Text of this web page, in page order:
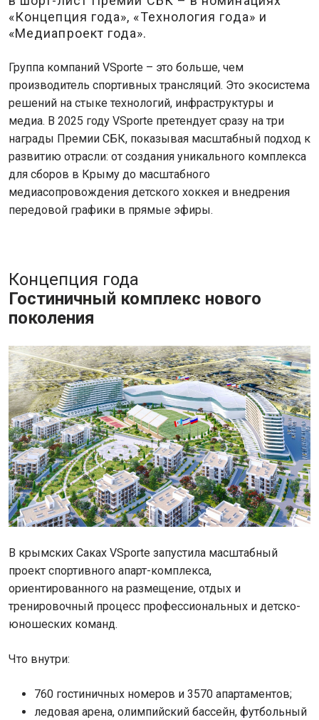
«Концепция года», «Технология года» и
«Медиапроект года».
Группа компаний VSporte – это больше, чем
производитель спортивных трансляций. Это экосистема
решений на стыке технологий, инфраструктуры и
медиа. В 2025 году VSporte претендует сразу на три
награды Премии СБК, показывая масштабный подход к
развитию отрасли: от создания уникального комплекса
для сборов в Крыму до масштабного
медиасопровождения детского хоккея и внедрения
передовой графики в прямые эфиры.
Концепция года
Гостиничный комплекс нового
поколения
В крымских Саках VSporte запустила масштабный
проект спортивного апарт-комплекса,
ориентированного на размещение, отдых и
тренировочный процесс профессиональных и детско-
юношеских команд.
Что внутри:
760 гостиничных номеров и 3570 апартаментов;
ледовая арена, олимпийский бассейн, футбольный